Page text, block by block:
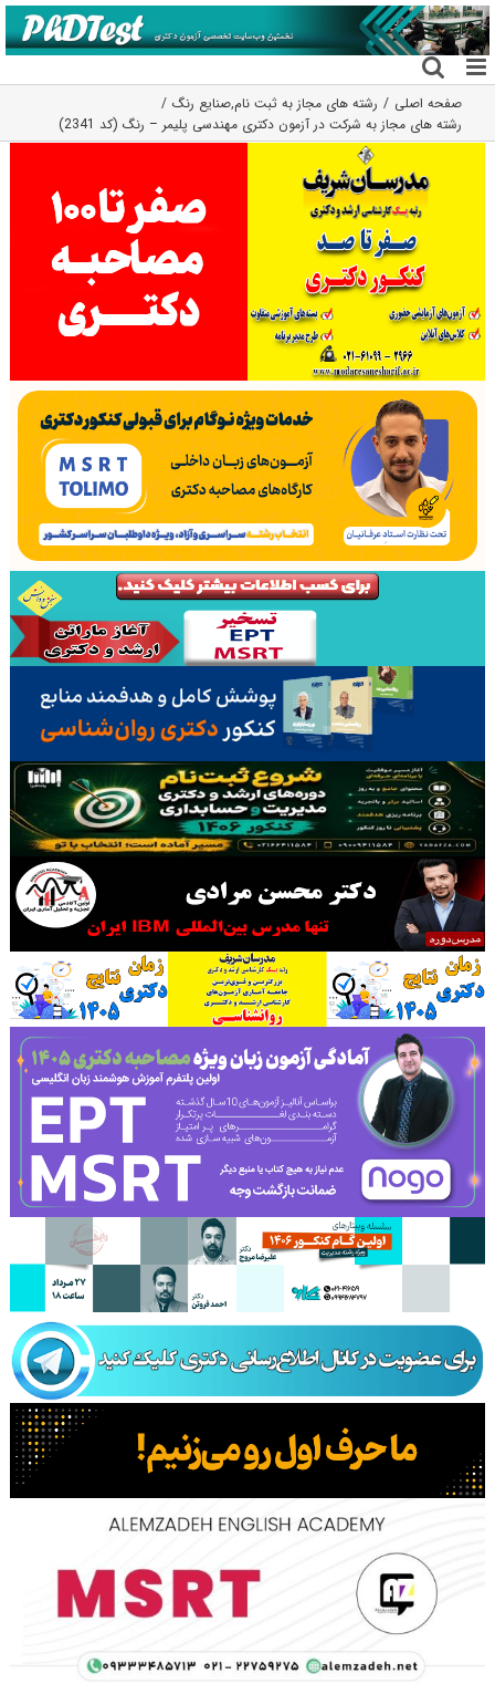
رفتن
به
محتوا
صفحه اصلی رشته های مجاز به ثبت نام,صنایع رنگ
رشته های مجاز به شرکت در آزمون دکتری مهندسی پلیمر – رنگ (کد 2341)